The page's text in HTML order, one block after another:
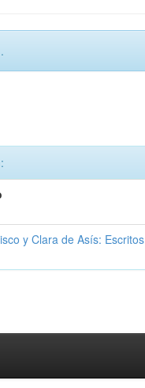
y Clara de Asís: Escritos